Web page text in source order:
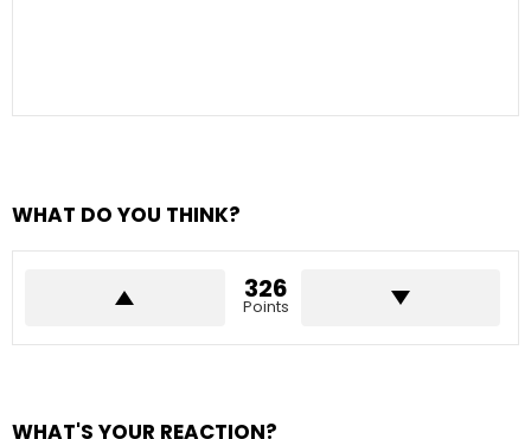
WHAT DO YOU THINK?
326
Points
WHAT'S YOUR REACTION?